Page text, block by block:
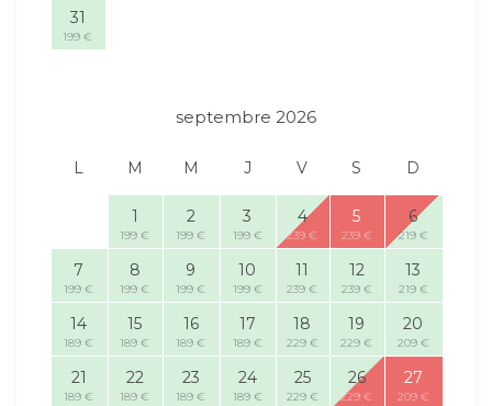
31
199 €
septembre 2026
L M M J V S D
1
199 €
2
199 €
3
199 €
4
239 €
5
239 €
6
219 €
7
199 €
8
199 €
9
199 €
10
199 €
11
239 €
12
239 €
13
219 €
14
189 €
15
189 €
16
189 €
17
189 €
18
229 €
19
229 €
20
209 €
21
189 €
22
189 €
23
189 €
24
189 €
25
229 €
26
229 €
27
209 €